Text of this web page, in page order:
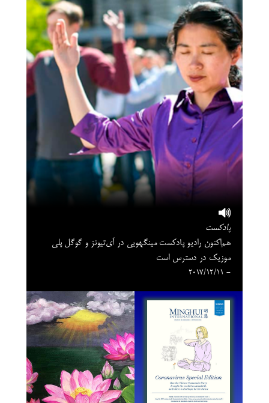
پادکست
هم‌اکنون رادیو پادکست مینگهویی در آی‌تیونز و گوگل‌ پلی
موزیک در دسترس است
- 2017/12/11